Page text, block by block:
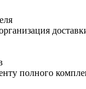
полного